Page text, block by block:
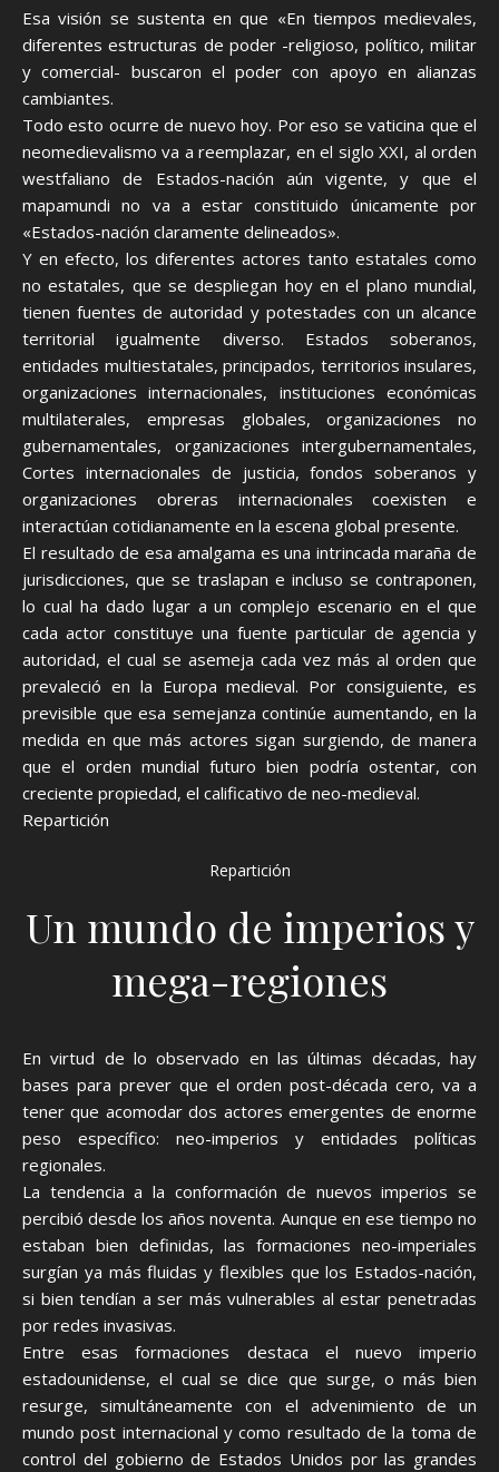
Esa visión se sustenta en que «En tiempos medievales,
diferentes estructuras de poder -religioso, político, militar
y comercial- buscaron el poder con apoyo en alianzas
cambiantes.
Todo esto ocurre de nuevo hoy. Por eso se vaticina que el
neomedievalismo va a reemplazar, en el siglo XXI, al orden
westfaliano de Estados-nación aún vigente, y que el
mapamundi no va a estar constituido únicamente por
«Estados-nación claramente delineados».
Y en efecto, los diferentes actores tanto estatales como
no estatales, que se despliegan hoy en el plano mundial,
tienen fuentes de autoridad y potestades con un alcance
territorial igualmente diverso. Estados soberanos,
entidades multiestatales, principados, territorios insulares,
organizaciones internacionales, instituciones económicas
multilaterales, empresas globales, organizaciones no
gubernamentales, organizaciones intergubernamentales,
Cortes internacionales de justicia, fondos soberanos y
organizaciones obreras internacionales coexisten e
interactúan cotidianamente en la escena global presente.
El resultado de esa amalgama es una intrincada maraña de
jurisdicciones, que se traslapan e incluso se contraponen,
lo cual ha dado lugar a un complejo escenario en el que
cada actor constituye una fuente particular de agencia y
autoridad, el cual se asemeja cada vez más al orden que
prevaleció en la Europa medieval. Por consiguiente, es
previsible que esa semejanza continúe aumentando, en la
medida en que más actores sigan surgiendo, de manera
que el orden mundial futuro bien podría ostentar, con
creciente propiedad, el calificativo de neo-medieval.
Repartición
Repartición
Un mundo de imperios y
mega-regiones
En virtud de lo observado en las últimas décadas, hay
bases para prever que el orden post-década cero, va a
tener que acomodar dos actores emergentes de enorme
peso específico: neo-imperios y entidades políticas
regionales.
La tendencia a la conformación de nuevos imperios se
percibió desde los años noventa. Aunque en ese tiempo no
estaban bien definidas, las formaciones neo-imperiales
surgían ya más fluidas y flexibles que los Estados-nación,
si bien tendían a ser más vulnerables al estar penetradas
por redes invasivas.
Entre esas formaciones destaca el nuevo imperio
estadounidense, el cual se dice que surge, o más bien
resurge, simultáneamente con el advenimiento de un
mundo post internacional y como resultado de la toma de
control del gobierno de Estados Unidos por las grandes